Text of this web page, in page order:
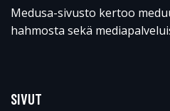
Medusa-sivusto kertoo
hahmosta sekä
SIVUT